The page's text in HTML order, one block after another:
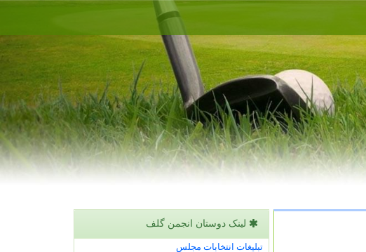
لینک دوستان انجمن گلف
تبلیغات انتخابات مجلس